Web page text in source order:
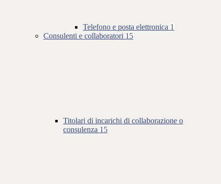
Telefono e posta elettronica 1
Consulenti e collaboratori 15
Titolari di incarichi di collaborazione o
consulenza 15